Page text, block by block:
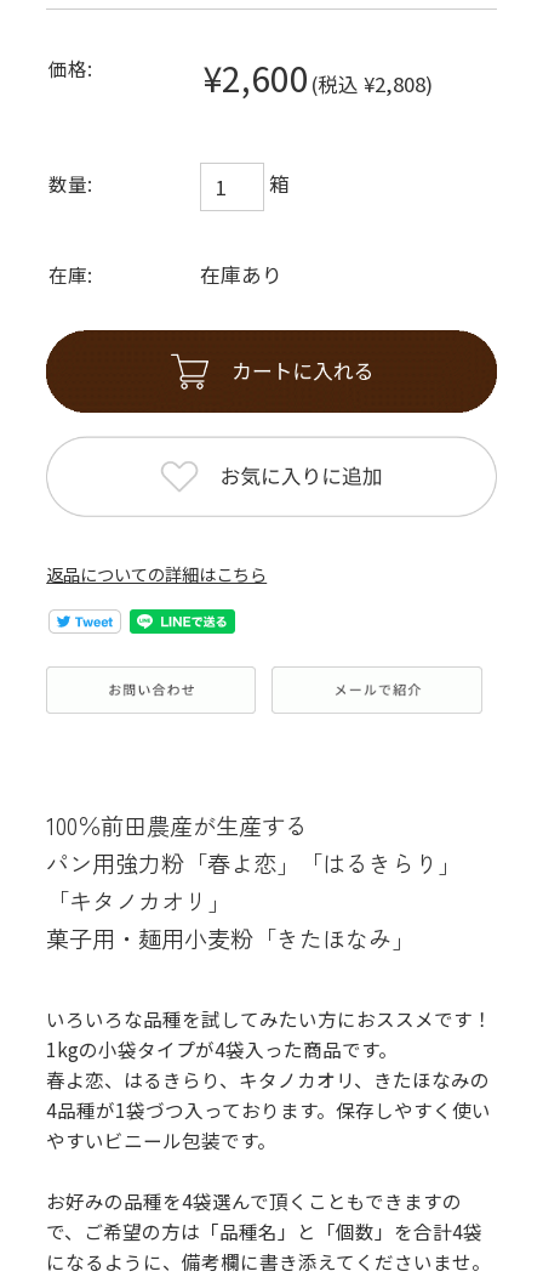
価格: ¥2,600 (税込 ¥2,808)
数量: 箱
在庫: 在庫あり
返品についての詳細はこちら
100％前田農産が生産する
パン用強力粉「春よ恋」「はるきらり」
「キタノカオリ」
菓子用・麺用小麦粉「きたほなみ」
いろいろな品種を試してみたい方におススメです！
1kgの小袋タイプが4袋入った商品です。
春よ恋、はるきらり、キタノカオリ、きたほなみの
4品種が1袋づつ入っております。保存しやすく使い
やすいビニール包装です。
お好みの品種を4袋選んで頂くこともできますの
で、ご希望の方は「品種名」と「個数」を合計4袋
になるように、備考欄に書き添えてくださいませ。